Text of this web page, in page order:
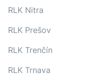
RLK Nitra
RLK Prešov
RLK Trenčín
RLK Trnava